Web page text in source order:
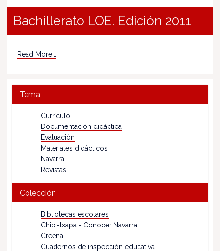
Bachillerato LOE. Edición 2011
Read More...
Tema
Currículo
Documentación didáctica
Evaluación
Materiales didácticos
Navarra
Revistas
Colección
Bibliotecas escolares
Chipi-txapa - Conocer Navarra
Creena
Cuadernos de inspección educativa